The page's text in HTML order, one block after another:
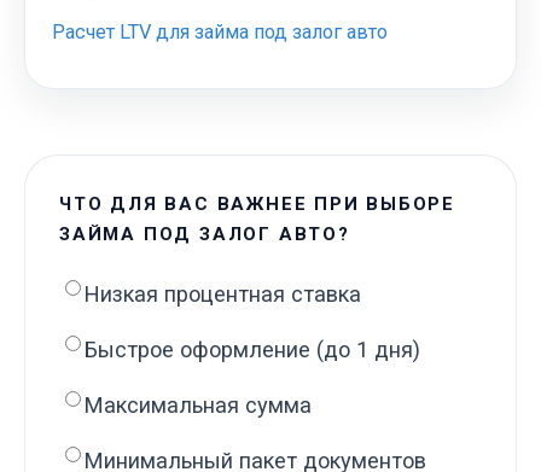
Расчет LTV для займа под залог авто
ЧТО ДЛЯ ВАС ВАЖНЕЕ ПРИ ВЫБОРЕ
ЗАЙМА ПОД ЗАЛОГ АВТО?
Низкая процентная ставка
Быстрое оформление (до 1 дня)
Максимальная сумма
Минимальный пакет документов